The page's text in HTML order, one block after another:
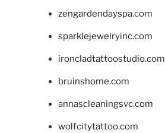
zengardendayspa.com
sparklejewelryinc.com
ironcladtattoostudio.com
bruinshome.com
annascleaningsvc.com
wolfcitytattoo.com